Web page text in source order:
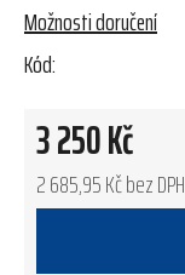
Možnosti doručení
Kód:
3 250 Kč
2 685,95 Kč bez DPH